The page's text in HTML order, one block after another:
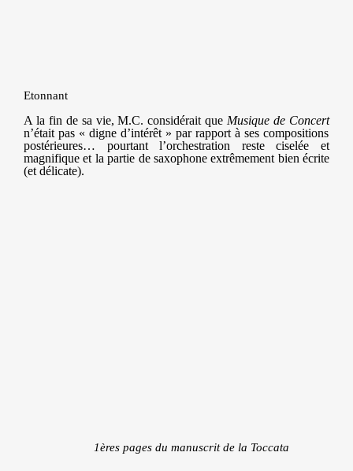
Etonnant
A la fin de sa vie, M.C. considérait que Musique de Concert
n’était pas « digne d’intérêt » par rapport à ses compositions
postérieures… pourtant l’orchestration reste ciselée et
magnifique et la partie de saxophone extrêmement bien écrite
(et délicate).
1ères pages du manuscrit de la Toccata